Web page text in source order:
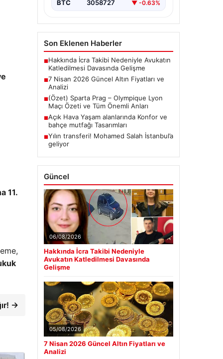
11.
→
BTC 3058727 ▼ -0.63%
Son Eklenen Haberler
■Hakkında İcra Takibi Nedeniyle Avukatın
Katledilmesi Davasında Gelişme
■7 Nisan 2026 Güncel Altın Fiyatları ve
Analizi
■(Özet) Sparta Prag – Olympique Lyon
Maçı Özeti ve Tüm Önemli Anları
■Açık Hava Yaşam alanlarında Konfor ve
bahçe mutfağı Tasarımları
■Yılın transferi! Mohamed Salah İstanbul’a
geliyor
Güncel
06/08/2026
Hakkında İcra Takibi Nedeniyle
Avukatın Katledilmesi Davasında
Gelişme
05/08/2026
7 Nisan 2026 Güncel Altın Fiyatları ve
Analizi